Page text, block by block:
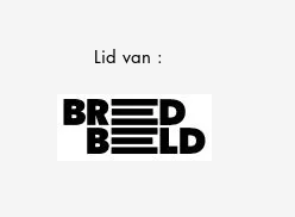
Lid van :